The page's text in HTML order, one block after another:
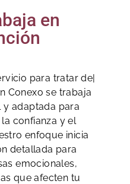
en
para tratar de|
Conexo se trabaja
y adaptada para
confianza y el
enfoque inicia
detallada para
emocionales,
que afecten tu